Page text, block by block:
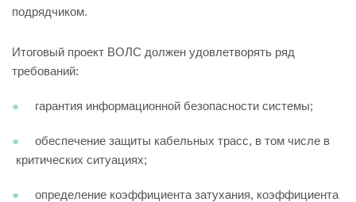
подрядчиком.
Итоговый проект ВОЛС должен удовлетворять ряд
требований:
гарантия информационной безопасности системы;
обеспечение защиты кабельных трасс, в том числе в
критических ситуациях;
определение коэффициента затухания, коэффициента